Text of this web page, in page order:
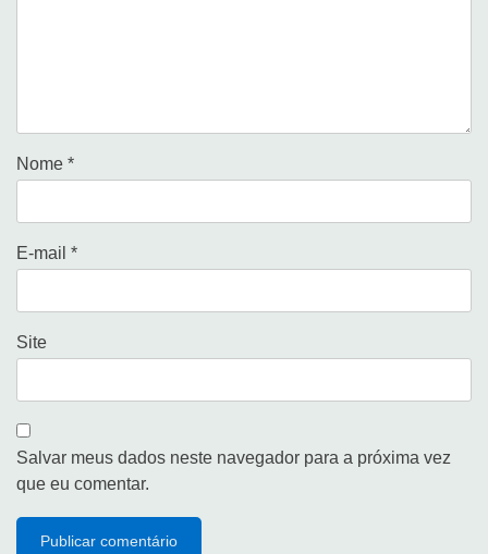
Nome *
E-mail *
Site
Salvar meus dados neste navegador para a próxima vez
que eu comentar.